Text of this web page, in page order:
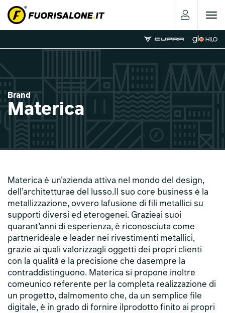
Toggle
Brand
Materica
Materica è un’azienda attiva nel mondo del design,
dell’architetturae del lusso.Il suo core business è la
metallizzazione, ovvero lafusione di fili metallici su
supporti diversi ed eterogenei. Grazieai suoi
quarant’anni di esperienza, è riconosciuta come
partnerideale e leader nei rivestimenti metallici,
grazie ai quali valorizzagli oggetti dei propri clienti
con la qualità e la precisione che dasempre la
contraddistinguono. Materica si propone inoltre
comeunico referente per la completa realizzazione di
un progetto, dalmomento che, da un semplice file
digitale, è in grado di fornire ilprodotto finito ai propri